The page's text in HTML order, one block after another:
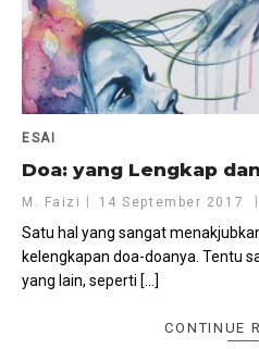
ESAI
Doa: yang Lengkap
M. Faizi 14 September 2017
Satu hal yang sangat
kelengkapan doa-doanya. Tentu
yang lain, seperti […]
CONTINUE